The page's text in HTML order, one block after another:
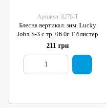
Артикул: 8276-T
Блесна вертикал. зим. Lucky
John S-3 с тр. 06.0г T блистер
211 грн